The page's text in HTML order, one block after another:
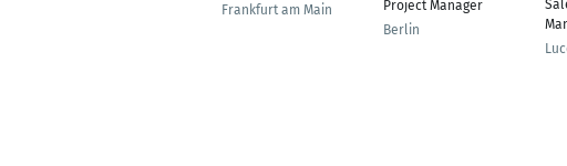
Frankfurt am Main
Project Manager
Berlin